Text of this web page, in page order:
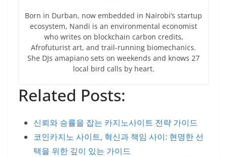
Born in Durban, now embedded in Nairobi’s startup
ecosystem, Nandi is an environmental economist
who writes on blockchain carbon credits,
Afrofuturist art, and trail-running biomechanics.
She DJs amapiano sets on weekends and knows 27
local bird calls by heart.
Related Posts:
신뢰와 승률을 잡는 카지노사이트 전략 가이드
코인카지노 사이트, 혁신과 책임 사이: 현명한 선
택을 위한 깊이 있는 가이드